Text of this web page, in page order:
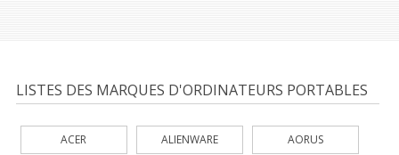
LISTES DES MARQUES D'ORDINATEURS PORTABLES
ACER ALIENWARE AORUS